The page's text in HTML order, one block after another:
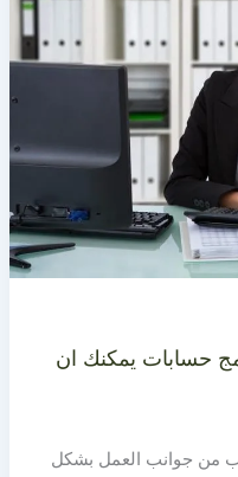
حسابات يمكنك ان
من جوانب العمل بشكل